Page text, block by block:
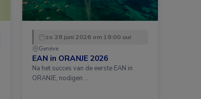
zo 28 juni 2026 om 18:00 uur
Genève
EAN in ORANJE 2026
Na het succes van de eerste EAN in
ORANJE, nodigen …